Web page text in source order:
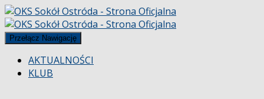
Przełącz Nawigację
AKTUALNOŚCI
KLUB